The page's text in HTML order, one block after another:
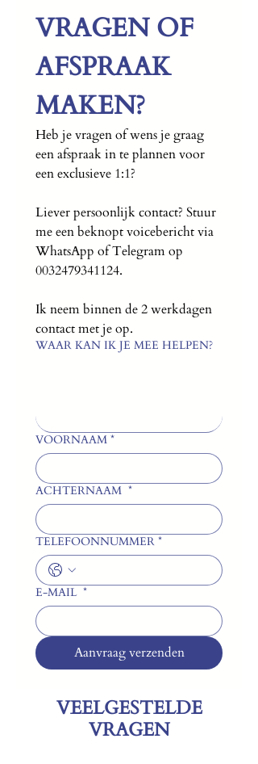
VRAGEN OF
AFSPRAAK
MAKEN?
Heb je vragen of wens je graag
een afspraak in te plannen voor
Liever persoonlijk contact? Stuur
me een beknopt voicebericht via
WhatsApp of Telegram op
0032479341124.
Ik neem binnen de 2 werkdagen
contact met je op.
WAAR KAN IK JE MEE HELPEN?
VOORNAAM *
ACHTERNAAM *
TELEFOONNUMMER *
E-MAIL *
Aanvraag verzenden
VEELGESTELDE
VRAGEN